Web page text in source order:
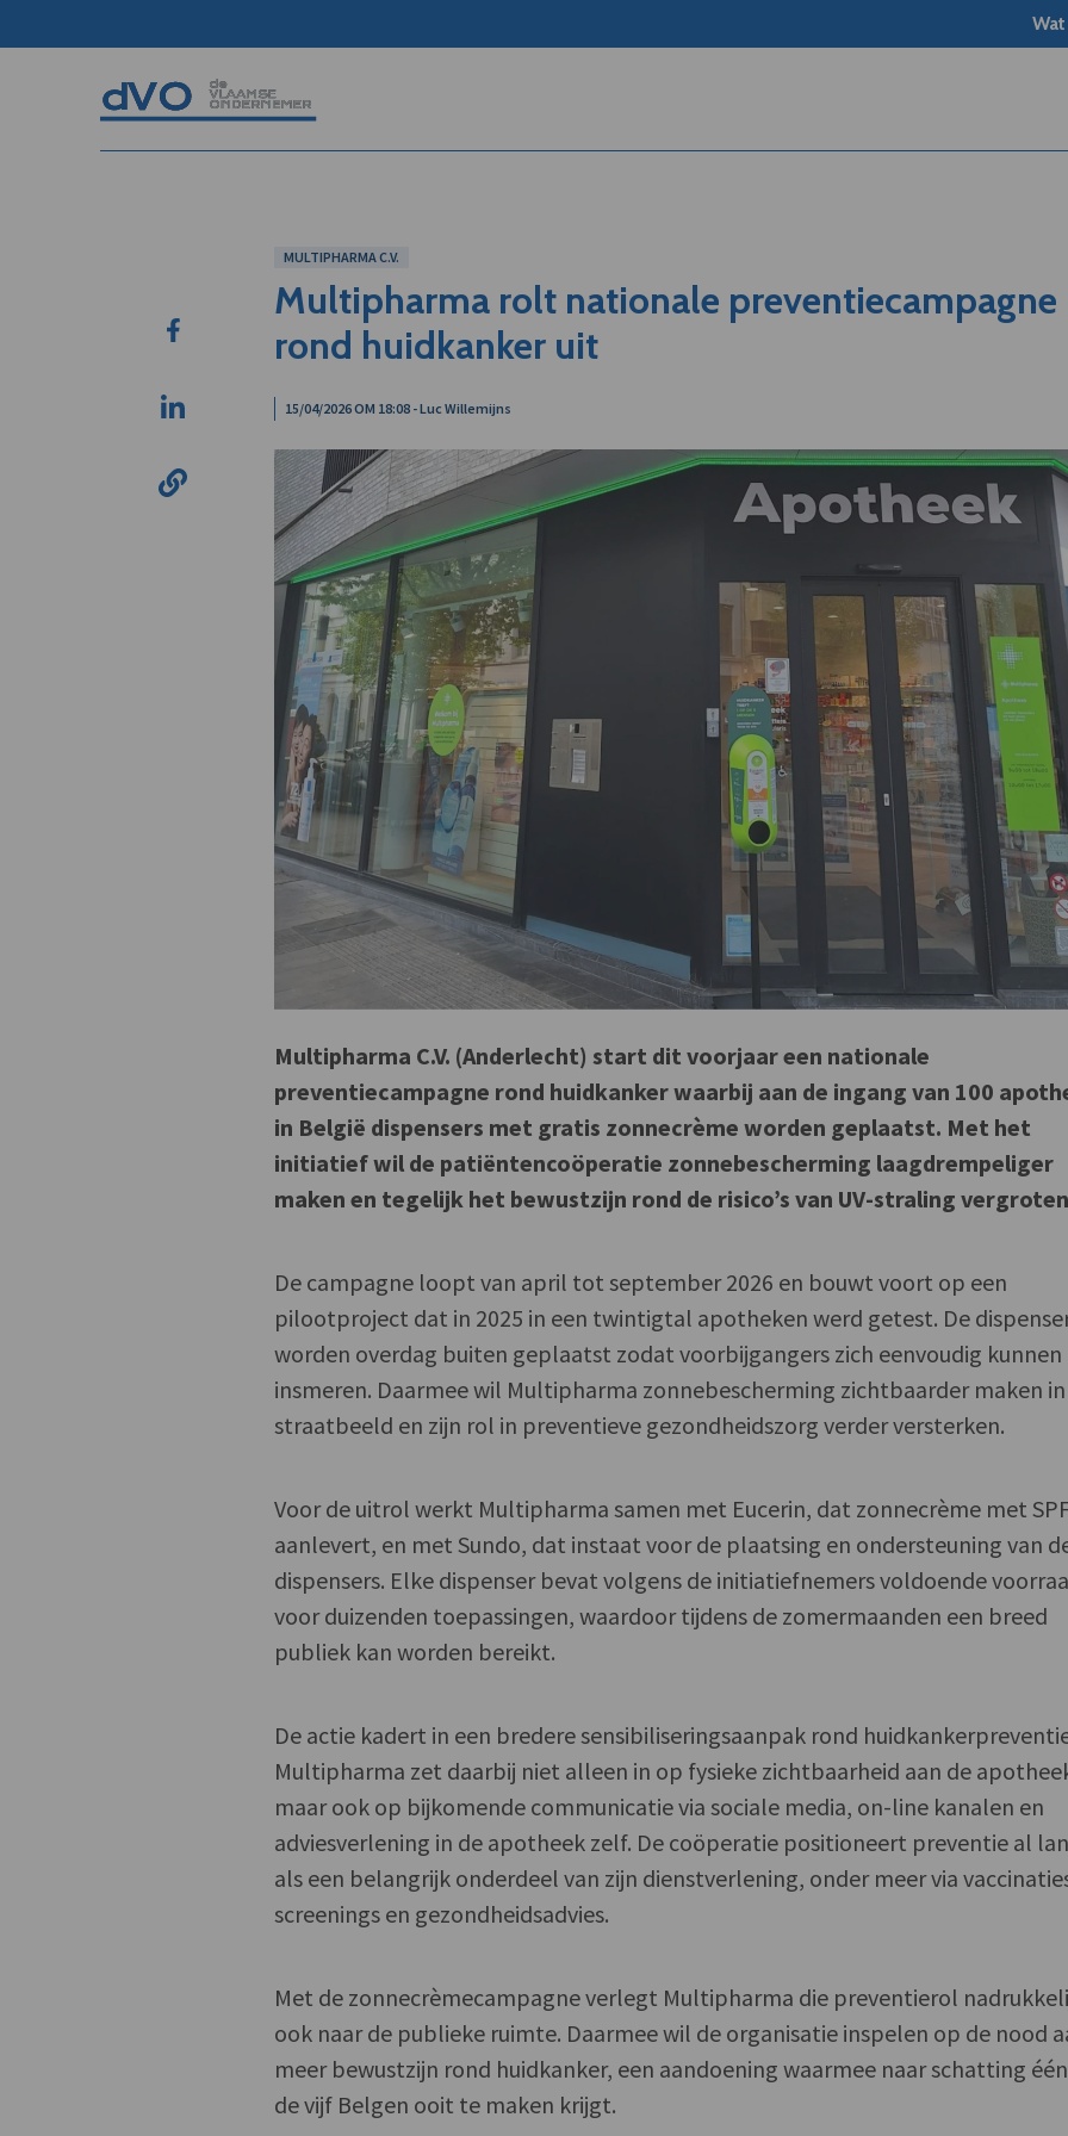
MULTIPHARMA C.V.
Multipharma rolt nationale preventiecampagne
rond huidkanker uit
15/04/2026 OM 18:08 - Luc Willemijns
Multipharma C.V. (Anderlecht) start dit voorjaar een nationale
preventiecampagne rond huidkanker waarbij aan de ingang van 100
in België dispensers met gratis zonnecrème worden geplaatst. Met het
initiatief wil de patiëntencoöperatie zonnebescherming laagdrempeliger
maken en tegelijk het bewustzijn rond de risico’s van UV-straling
De campagne loopt van april tot september 2026 en bouwt voort op een
pilootproject dat in 2025 in een twintigtal apotheken werd getest. De
worden overdag buiten geplaatst zodat voorbijgangers zich eenvoudig kunnen
insmeren. Daarmee wil Multipharma zonnebescherming zichtbaarder maken
straatbeeld en zijn rol in preventieve gezondheidszorg verder versterken.
Voor de uitrol werkt Multipharma samen met Eucerin, dat zonnecrème met
aanlevert, en met Sundo, dat instaat voor de plaatsing en ondersteuning van
dispensers. Elke dispenser bevat volgens de initiatiefnemers voldoende
voor duizenden toepassingen, waardoor tijdens de zomermaanden een breed
publiek kan worden bereikt.
De actie kadert in een bredere sensibiliseringsaanpak rond
Multipharma zet daarbij niet alleen in op fysieke zichtbaarheid aan de
maar ook op bijkomende communicatie via sociale media, on-line kanalen en
adviesverlening in de apotheek zelf. De coöperatie positioneert preventie al
als een belangrijk onderdeel van zijn dienstverlening, onder meer via
screenings en gezondheidsadvies.
Met de zonnecrèmecampagne verlegt Multipharma die preventierol
ook naar de publieke ruimte. Daarmee wil de organisatie inspelen op de nood
meer bewustzijn rond huidkanker, een aandoening waarmee naar schatting
de vijf Belgen ooit te maken krijgt.